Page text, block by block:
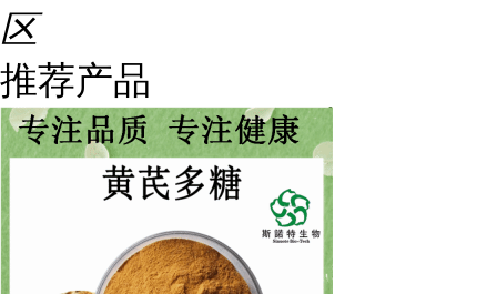
区
推荐产品